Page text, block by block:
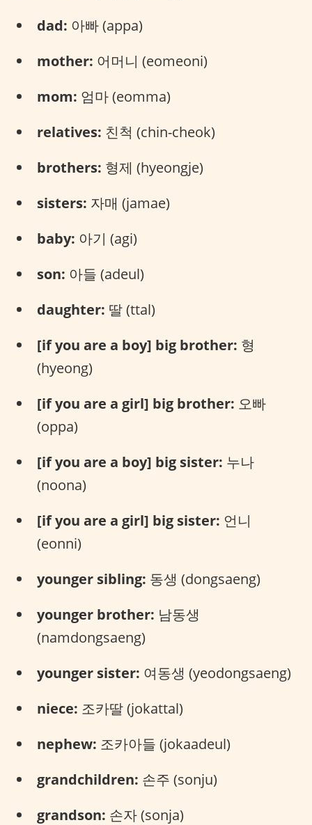
dad: 아빠 (appa)
mother: 어머니 (eomeoni)
mom: 엄마 (eomma)
relatives: 친척 (chin-cheok)
brothers: 형제 (hyeongje)
sisters: 자매 (jamae)
baby: 아기 (agi)
son: 아들 (adeul)
daughter: 딸 (ttal)
[if you are a boy] big brother: 형
(hyeong)
[if you are a girl] big brother: 오빠
(oppa)
[if you are a boy] big sister: 누나
(noona)
[if you are a girl] big sister: 언니
(eonni)
younger sibling: 동생 (dongsaeng)
younger brother: 남동생
(namdongsaeng)
younger sister: 여동생 (yeodongsaeng)
niece: 조카딸 (jokattal)
nephew: 조카아들 (jokaadeul)
grandchildren: 손주 (sonju)
grandson: 손자 (sonja)